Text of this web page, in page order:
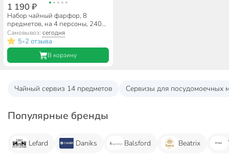
1 190 ₽
Набор чайный фарфор, 8
предметов, на 4 персоны, 240
мл, металлическая подставка,
Rosario, Любовь, Ф11-004К/8
Самовывоз:сегодня
5•2 отзыва
В корзину
Чайный сервиз 14 предметов Сервизы для посудомоечных
Популярные бренды
Lefard Daniks Balsford Beatrix